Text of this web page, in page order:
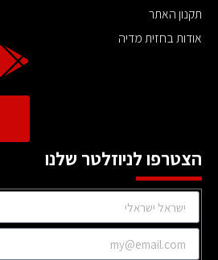
תקנון האתר
אודות בחזית מדיה
הצטרפו לניוזלטר שלנו